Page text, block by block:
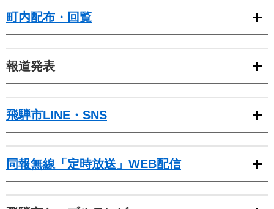
町内配布・回覧
報道発表
飛騨市LINE・SNS
同報無線「定時放送」WEB配信